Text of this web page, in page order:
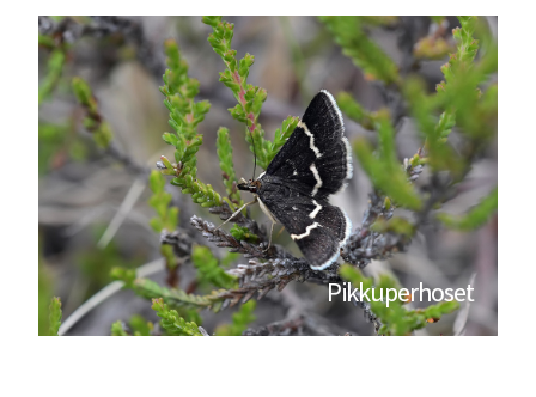
Pikkuperhoset